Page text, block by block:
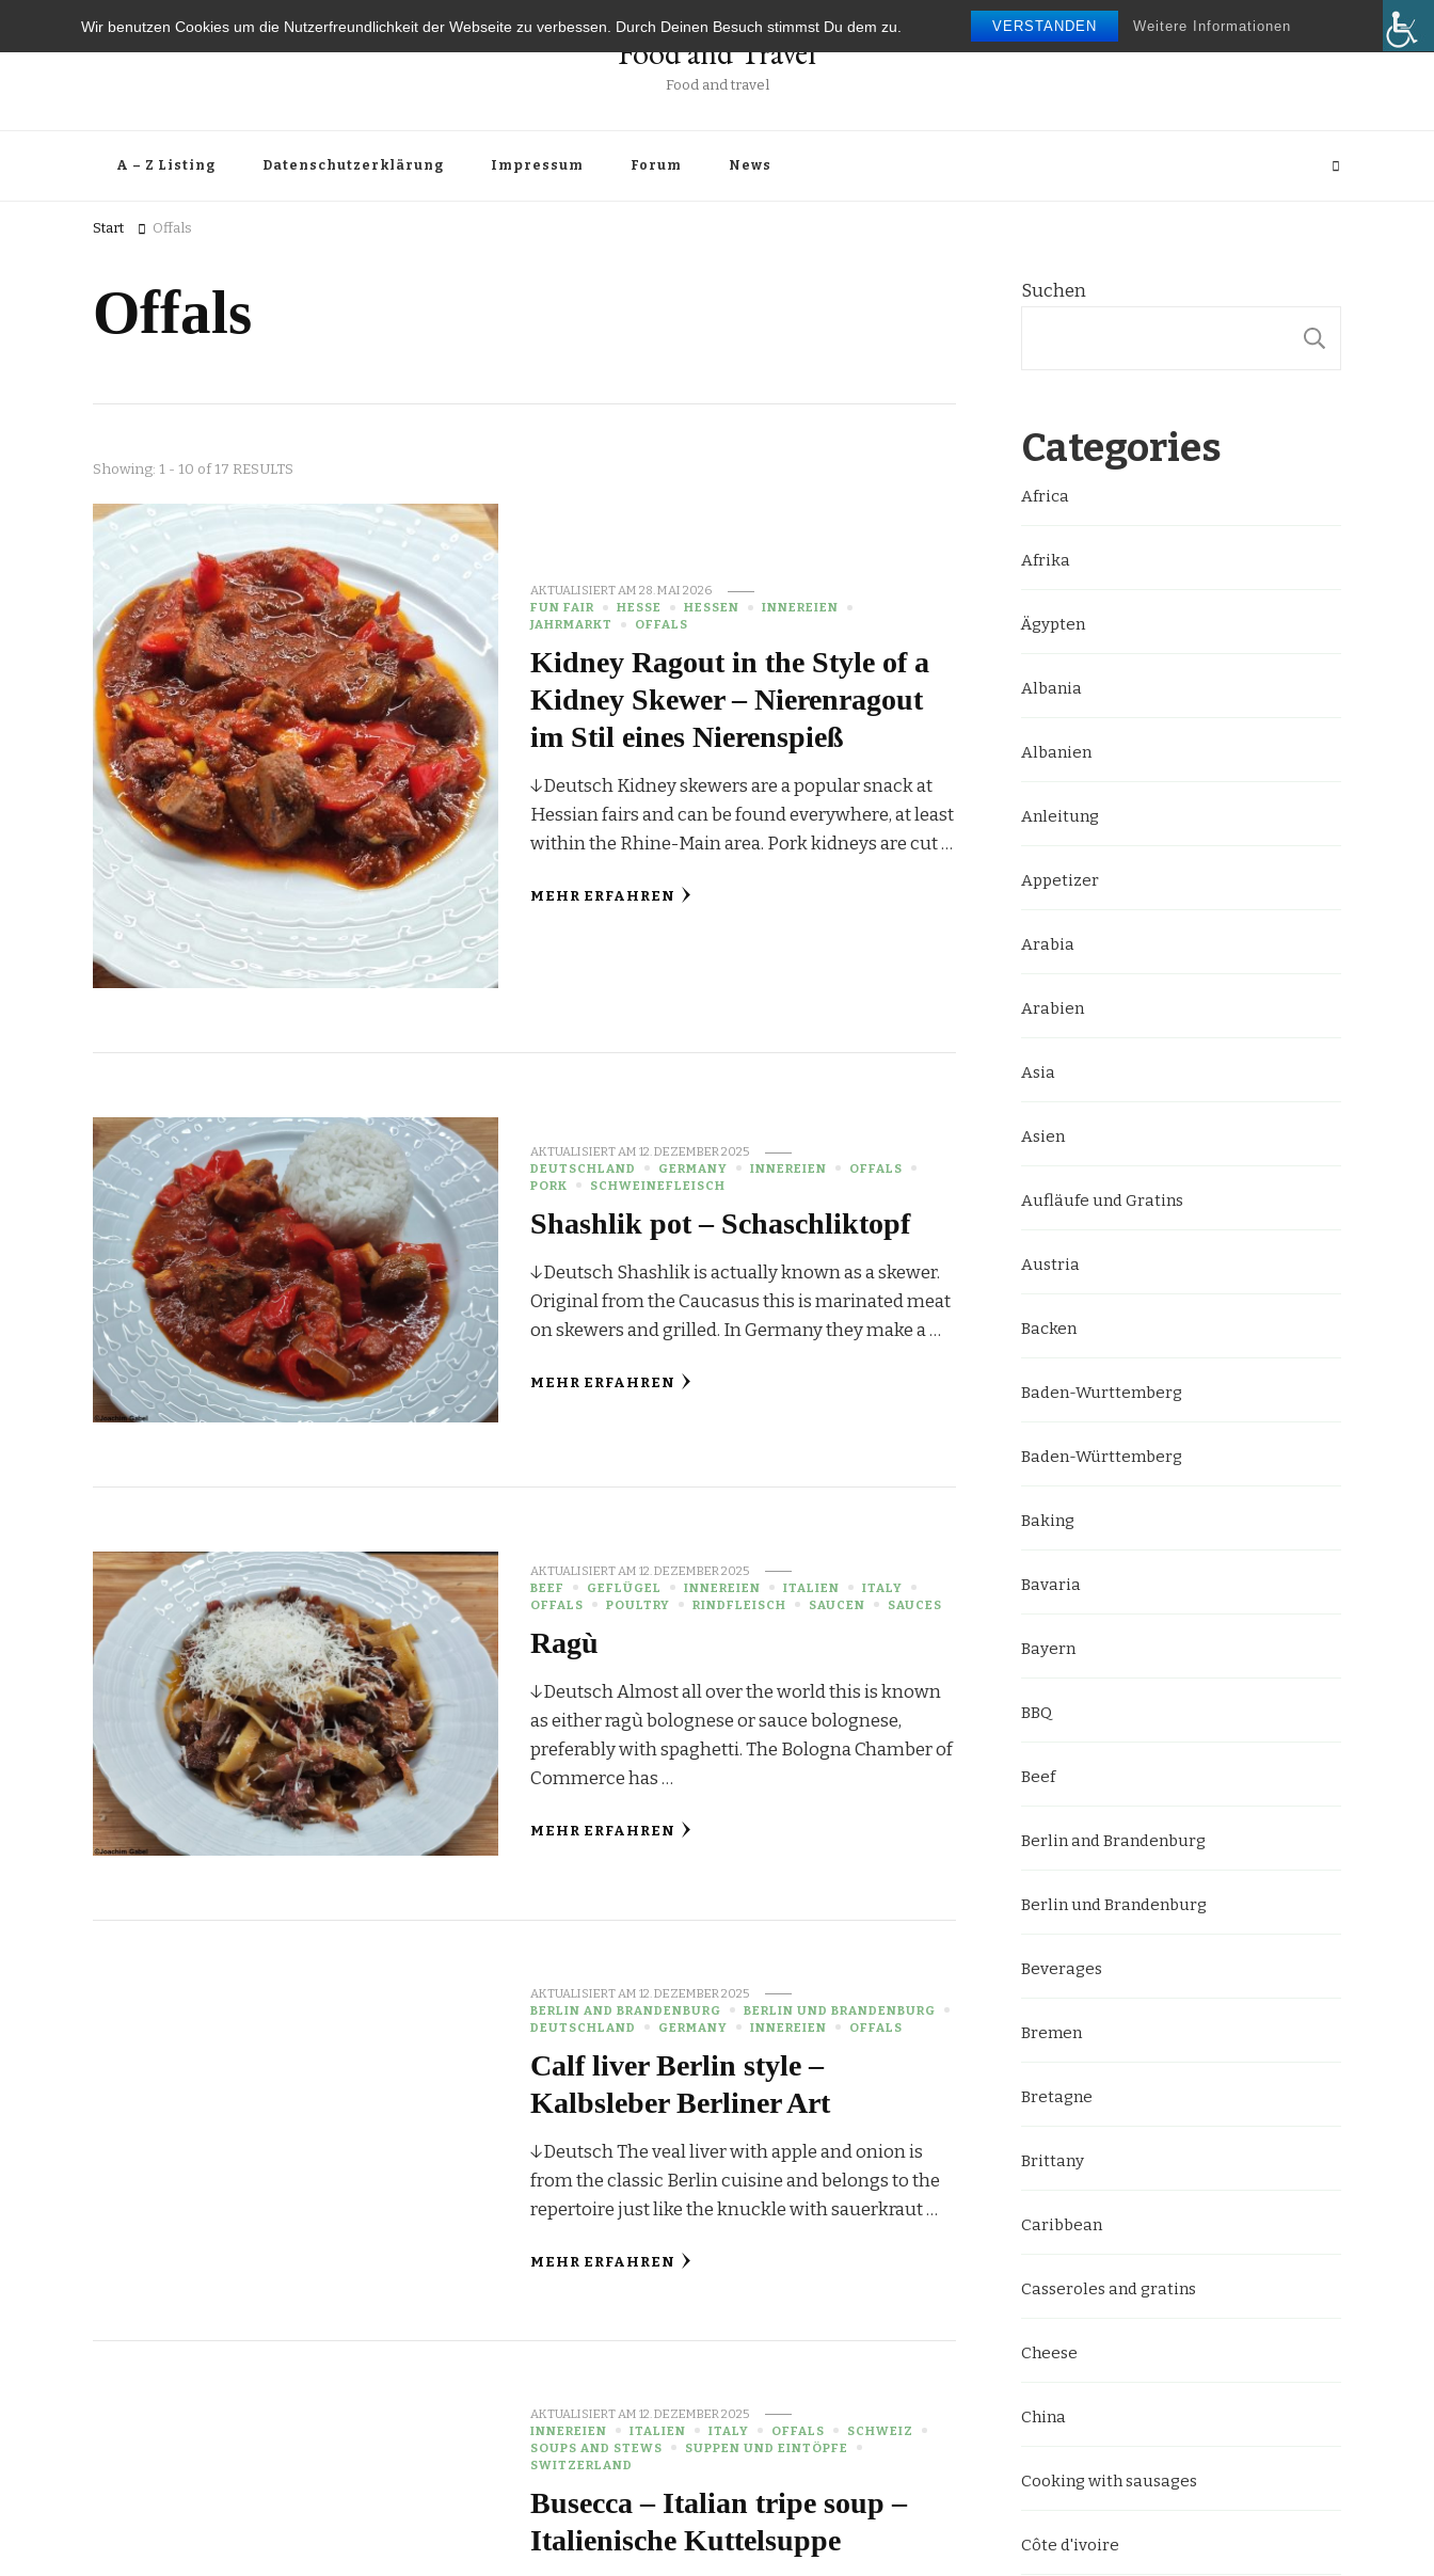
Wir benutzen Cookies um die Nutzerfreundlichkeit der Webseite zu verbessen. Durch Deinen Besuch stimmst Du dem zu. VERSTANDEN Weitere Informationen
Food and Travel
Food and travel
A – Z Listing Datenschutzerklärung Impressum Forum News
Start Offals
Offals
Showing: 1 - 10 of 17 RESULTS
AKTUALISIERT AM28. MAI 2026
FUN FAIR
HESSE HESSEN
INNEREIEN
JAHRMARKT
OFFALS
Kidney Ragout in the Style of a
Kidney Skewer – Nierenragout
im Stil eines Nierenspieß
↓Deutsch Kidney skewers are a popular snack at
Hessian fairs and can be found everywhere, at least
within the Rhine-Main area. Pork kidneys are cut …
MEHR ERFAHREN
AKTUALISIERT AM12. DEZEMBER 2025
DEUTSCHLAND
GERMANY INNEREIEN
OFFALS
PORK
SCHWEINEFLEISCH
Shashlik pot – Schaschliktopf
↓Deutsch Shashlik is actually known as a skewer.
Original from the Caucasus this is marinated meat
on skewers and grilled. In Germany they make a …
MEHR ERFAHREN
AKTUALISIERT AM12. DEZEMBER 2025
BEEF
GEFLÜGEL INNEREIEN ITALIEN
ITALY
OFFALS
POULTRY RINDFLEISCH SAUCEN SAUCES
Ragù
↓Deutsch Almost all over the world this is known
as either ragù bolognese or sauce bolognese,
preferably with spaghetti. The Bologna Chamber of
Commerce has …
MEHR ERFAHREN
AKTUALISIERT AM12. DEZEMBER 2025
BERLIN AND BRANDENBURG
BERLIN UND BRANDENBURG
DEUTSCHLAND
GERMANY INNEREIEN OFFALS
Calf liver Berlin style –
Kalbsleber Berliner Art
↓Deutsch The veal liver with apple and onion is
from the classic Berlin cuisine and belongs to the
repertoire just like the knuckle with sauerkraut …
MEHR ERFAHREN
AKTUALISIERT AM12. DEZEMBER 2025
INNEREIEN
ITALIEN ITALY OFFALS
SCHWEIZ
SOUPS AND STEWS
SUPPEN UND EINTÖPFE
SWITZERLAND
Busecca – Italian tripe soup –
Italienische Kuttelsuppe
Suchen
Categories
Africa
Afrika
Ägypten
Albania
Albanien
Anleitung
Appetizer
Arabia
Arabien
Asia
Asien
Aufläufe und Gratins
Austria
Backen
Baden-Wurttemberg
Baden-Württemberg
Baking
Bavaria
Bayern
BBQ
Beef
Berlin and Brandenburg
Berlin und Brandenburg
Beverages
Bremen
Bretagne
Brittany
Caribbean
Casseroles and gratins
Cheese
China
Cooking with sausages
Côte d'ivoire